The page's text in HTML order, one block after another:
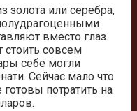
золота или серебра,
вместо глаз.
стоить совсем
себе могли
Сейчас мало что
потратить на